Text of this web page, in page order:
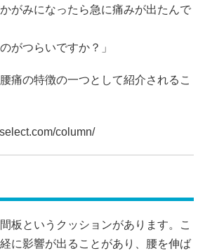
がみになったら急に痛みが出たんで
がつらいですか？」
痛の特徴の一つとして紹介されるこ
column/
板というクッションがあります。こ
に影響が出ることがあり、腰を伸ば